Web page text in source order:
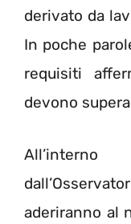
derivato da
In poche
requisiti
devono
aderiranno al